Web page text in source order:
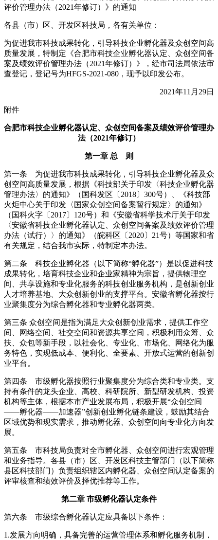
评价管理办法（2021年修订）》的通知
各县（市）区、开发区科技局，各有关单位：
为促进我市科技成果转化，引导科技企业孵化器及众创空间高
质量发展，特制定《合肥市科技企业孵化器认定、众创空间备
案及绩效评价管理办法（2021年修订）》，经市司法局依法审
查登记，登记号为HFGS-2021-080，现予以印发公布。
2021年11月29日
附件
合肥市科技企业孵化器认定、众创空间备案及绩效评价管理办
法（2021年修订）
第一章 总 则
第一条 为促进我市科技成果转化，引导科技企业孵化器及众
创空间高质量发展，根据《科技部关于印发〈科技企业孵化器
管理办法〉的通知》（国科发区〔2018〕300号）、《科技部
火炬中心关于印发〈国家众创空间备案暂行规定〉的通知》
（国科火字〔2017〕120号）和《安徽省科学技术厅关于印发
〈安徽省科技企业孵化器认定、众创空间备案及绩效评价管理
办法（试行）〉的通知》（皖科区〔2020〕21号）等国家和省
有关规定，结合我市实际，特制定本办法。
第二条 科技企业孵化器（以下简称“孵化器”）是以促进科技
成果转化，培育科技企业和企业家精神为宗旨，提供物理空
间、共享设施和专业化服务的科技创业服务机构，是创新创业
人才培养基地、大众创新创业的支撑平台。安徽省孵化器按行
业聚集度分为综合孵化器和专业孵化器两类。
第三条 众创空间是指为满足大众创新创业需求，提供工作空
间、网络空间、社交空间和资源共享空间，积极利用众筹、众
扶、众包等新手段，以社会化、专业化、市场化、网络化为服
务特色，实现低成本、便利化、全要素、开放式运营的创新创
业平台。
第四条 市级孵化器按照行业聚集度分为综合类和专业类。支
持有条件的龙头企业、高校、科研院所、新型研发机构、投资
机构等主体，根据本市产业发展布局，积极开展“众创空间
——孵化器——加速器”创新创业孵化链条建设，鼓励其结合
区域优势和现实需求，推动孵化器、众创空间向专业化方向发
展。
第五条 市科技局负责对全市孵化器、众创空间进行宏观管理
和业务指导。各县（市）区、开发区科技主管部门（以下简称
县区科技部门）负责组织辖区内孵化器、众创空间认定备案的
评审核查和绩效评价及择优推荐等工作。
第二章 市级孵化器认定条件
第六条 市级综合孵化器认定应具备以下条件：
1.发展方向明确，具备完善的运营管理体系和孵化服务机制，